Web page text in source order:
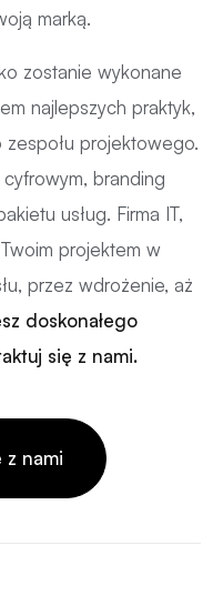
marką.
zostanie wykonane
najlepszych praktyk,
projektowego.
branding
usług. Firma IT,
projektem w
przez wdrożenie, aż
doskonałego
się z nami.
z nami